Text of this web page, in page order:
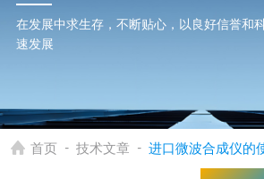
在发展中求生存，不断贴心，以良好信誉和
速发展
首页 - 技术文章 - 进口微波合成仪的使用方